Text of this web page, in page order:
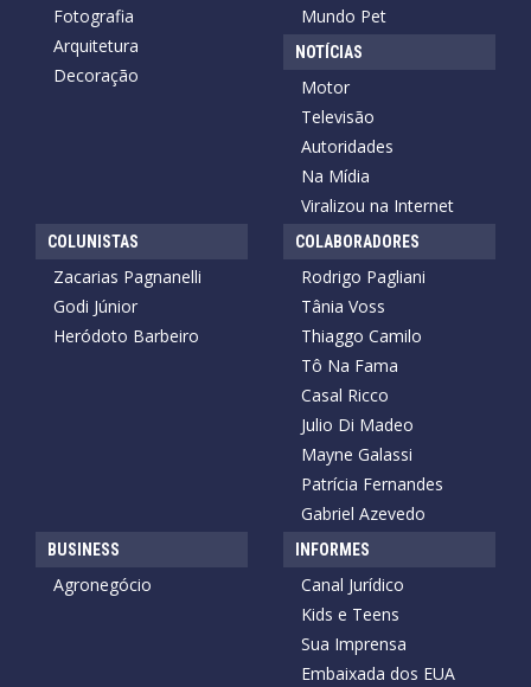
Fotografia
Arquitetura
Decoração
Mundo Pet
NOTÍCIAS
Motor
Televisão
Autoridades
Na Mídia
Viralizou na Internet
COLUNISTAS
Zacarias Pagnanelli
Godi Júnior
Heródoto Barbeiro
COLABORADORES
Rodrigo Pagliani
Tânia Voss
Thiaggo Camilo
Tô Na Fama
Casal Ricco
Julio Di Madeo
Mayne Galassi
Patrícia Fernandes
Gabriel Azevedo
BUSINESS
Agronegócio
INFORMES
Canal Jurídico
Kids e Teens
Sua Imprensa
Embaixada dos EUA